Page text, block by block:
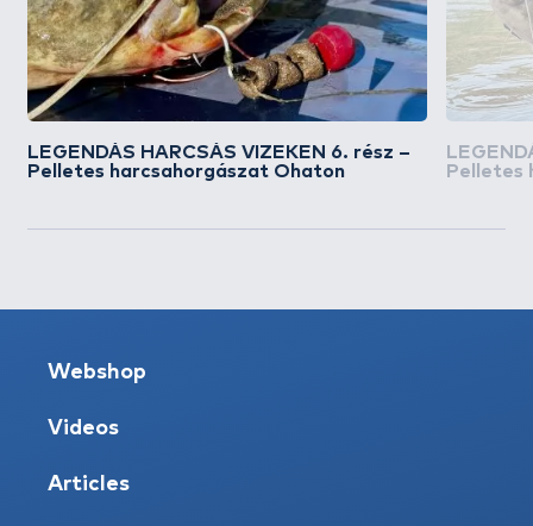
LEGENDÁS HARCSÁS VIZEKEN 6. rész –
Pelletes harcsahorgászat Ohaton
Pelletes
Webshop
Videos
Articles